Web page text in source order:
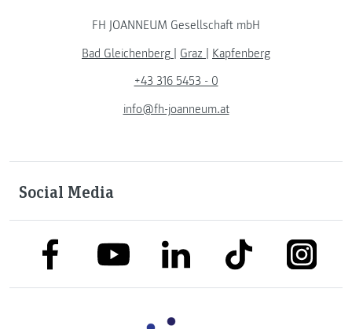
FH JOANNEUM Gesellschaft mbH
Bad Gleichenberg | Graz | Kapfenberg
+43 316 5453 - 0
info@fh-joanneum.at
Social Media
link to facebooklink to youtubelink to linkedinlink to tiktok link to